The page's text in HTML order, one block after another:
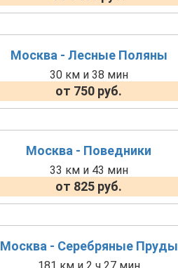
Москва - Лесные Поляны
30 км и 38 мин
от 750 руб.
Москва - Поведники
33 км и 43 мин
от 825 руб.
Москва - Серебряные Пруды